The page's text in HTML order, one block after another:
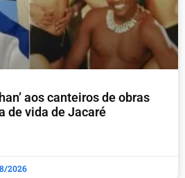
aos canteiros de obras
de vida de Jacaré
2026